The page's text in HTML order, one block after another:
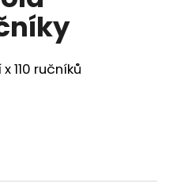
110 ručníků